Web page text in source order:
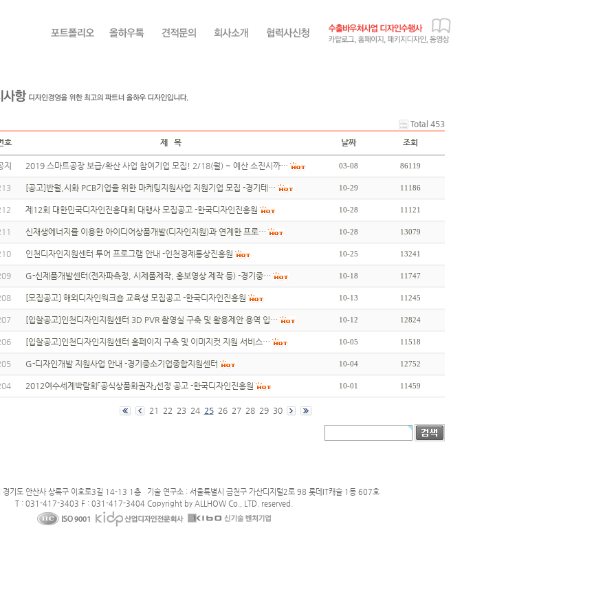
Total 453
호
제 목 날짜 조회
지 2019 스마트공장 보급/확산 사업 참여기업 모집! 2/18(월) ~ 예산 소진시까… 03-08 86119
[공고]반월,시화 PCB기업을 위한 마케팅지원사업 지원기업 모집 -경기테… 10-29 11186
제12회 대한민국디자인진흥대회 대행사 모집공고 -한국디자인진흥원 10-28 11121
신재생에너지를 이용한 아이디어상품개발(디자인지원)과 연계한 프로… 10-28 13079
인천디자인지원센터 투어 프로그램 안내 -인천경제통상진흥원 10-25 13241
G-신제품개발센터(전자파측정, 시제품제작, 홍보영상 제작 등) -경기중… 10-18 11747
[모집공고] 해외디자인워크숍 교육생 모집공고 -한국디자인진흥원 10-13 11245
[입찰공고]인천디자인지원센터 3D PVR 촬영실 구축 및 활용제안 용역 입… 10-12 12824
[입찰공고]인천디자인지원센터 홈페이지 구축 및 이미지컷 지원 서비스… 10-05 11518
G-디자인개발 지원사업 안내 -경기중소기업종합지원센터 10-04 12752
2012여수세계박람회「공식상품화권자」선정 공고 -한국디자인진흥원 10-01 11459
21 22 23 24 25 26 27 28 29 30
기도 안산사 상록구 이호로3길 14-13 1층 기술 연구소 : 서울특별시 금천구 가산디지털2로 98 롯데IT캐슬 1동 607호
T : 031-417-3403 F : 031-417-3404 Copyright by ALLHOW Co., LTD. reserved.